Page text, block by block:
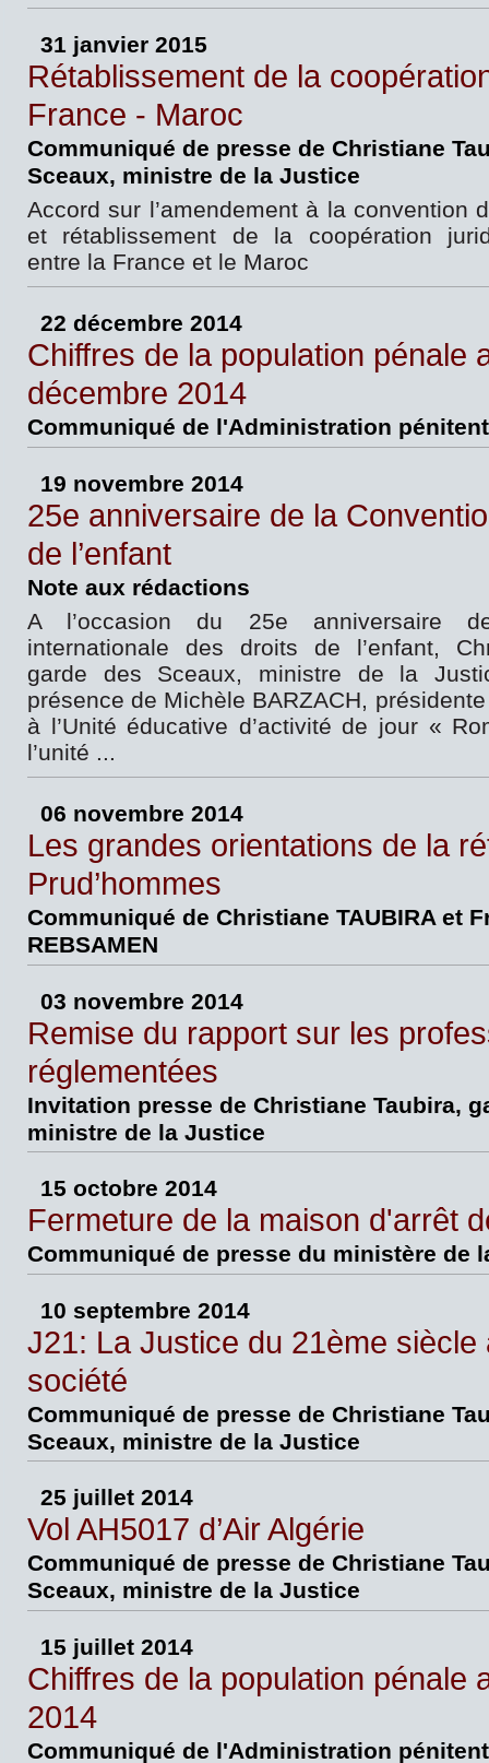
31 janvier 2015
Rétablissement de la
France - Maroc
Communiqué de presse de Christiane
Sceaux, ministre de la Justice
Accord sur l’amendement à la convention
et rétablissement de la coopération
entre la France et le Maroc
22 décembre 2014
Chiffres de la population pénale
décembre 2014
Communiqué de l'Administration
19 novembre 2014
25e anniversaire de la
de l’enfant
Note aux rédactions
A l’occasion du 25e anniversaire
internationale des droits de l’enfant,
garde des Sceaux, ministre de la
présence de Michèle BARZACH, présidente
à l’Unité éducative d’activité de jour «
l’unité ...
06 novembre 2014
Les grandes orientations de la
Prud’hommes
Communiqué de Christiane TAUBIRA et
REBSAMEN
03 novembre 2014
Remise du rapport sur les
réglementées
Invitation presse de Christiane Taubira,
ministre de la Justice
15 octobre 2014
Fermeture de la maison d'arrêt
Communiqué de presse du ministère de
10 septembre 2014
J21: La Justice du 21ème
société
Communiqué de presse de Christiane
Sceaux, ministre de la Justice
25 juillet 2014
Vol AH5017 d’Air Algérie
Communiqué de presse de Christiane
Sceaux, ministre de la Justice
15 juillet 2014
Chiffres de la population pénale
2014
Communiqué de l'Administration